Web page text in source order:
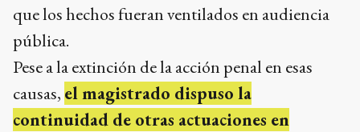
que los hechos fueran ventilados en audiencia
pública.
Pese a la extinción de la acción penal en esas
causas, el magistrado dispuso la
continuidad de otras actuaciones en